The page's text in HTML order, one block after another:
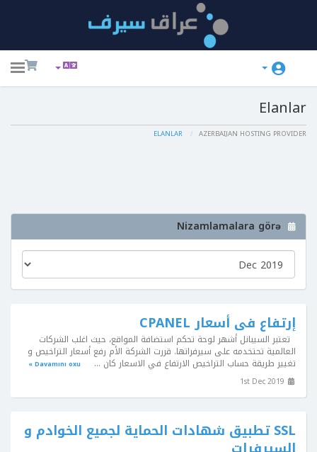
Elanlar
AZERBAIJAN HOSTING PROVIDER
إرتفاع فى أسعار CPANEL
تعتبر السيبانل أشهر لوحة تحكم استضافة المواقع، حيث اغلب الشركات
العالمية تحتخدمه على سيرفراتها. قررت الشركة الأم رفع أسعار التراخيص و
تغيير طريقة حساب التراخيص الارتفاع في الاسعار كان ... Davamını oxu »
SSL تطبيق شهادات الحماية لجميع الخوادم و